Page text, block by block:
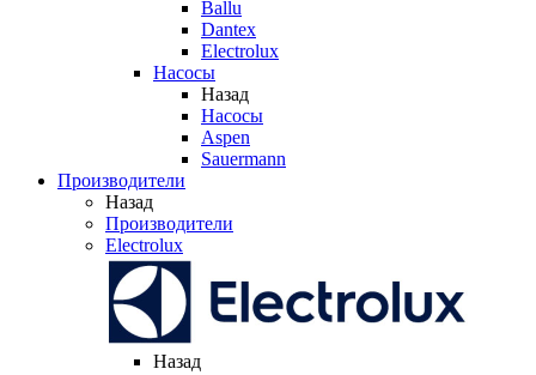
Ballu
Dantex
Electrolux
Насосы
Назад
Насосы
Aspen
Sauermann
Производители
Назад
Производители
Electrolux
Назад